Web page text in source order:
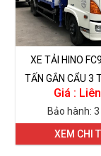
XE TẢI HINO
TẤN GẮN CẨU 3
TADANO
Giá :
Bảo hành:
XEM CHI